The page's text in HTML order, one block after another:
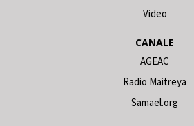
Video
CANALE
AGEAC
Radio Maitreya
Samael.org